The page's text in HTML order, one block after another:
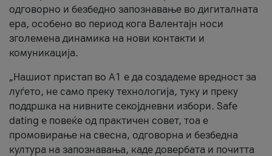
одговорно и безбедно запознавање во дигиталната
ера, особено во период кога Валентајн носи
зголемена динамика на нови контакти и
комуникација.
„Нашиот пристап во А1 е да создадеме вредност за
луѓето, не само преку технологија, туку и преку
поддршка на нивните секојдневни избори. Safe
dating е повеќе од практичен совет, тоа е
промовирање на свесна, одговорна и безбедна
култура на запознавања, каде довербата и почитта